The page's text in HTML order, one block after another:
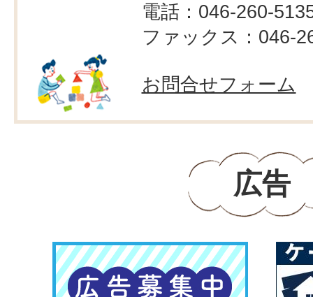
電話：046-260-
ファックス：046-
お問合せフォーム
広告